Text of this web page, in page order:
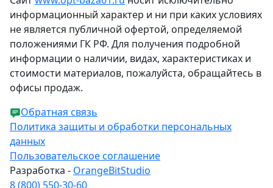
информационный характер и ни при каких условиях
не является публичной офертой, определяемой
положениями ГК РФ. Для получения подробной
информации о наличии, видах, характеристиках и
стоимости материалов, пожалуйста, обращайтесь в
офисы продаж.
Обратная связь
Политика защиты и обработки персональных
данных
Пользовательское соглашение
Разработка - OrangeBitStudio
8 (800) 550-30-60